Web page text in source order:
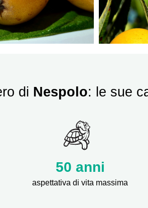
di Nespolo: le sue
50 anni
aspettativa di vita massima